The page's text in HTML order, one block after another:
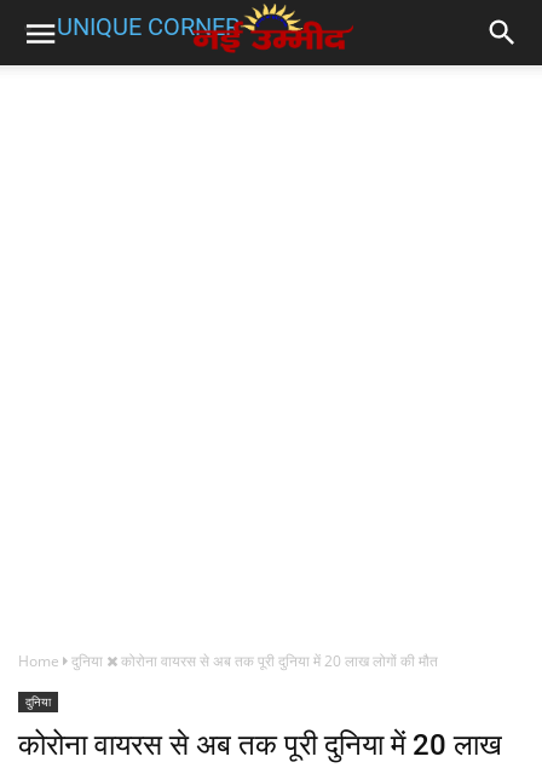
UNIQUE CORNER
Home दुनिया कोरोना वायरस से अब तक पूरी दुनिया में 20 लाख लोगों की मौत
दुनिया
कोरोना वायरस से अब तक पूरी दुनिया में 20 लाख